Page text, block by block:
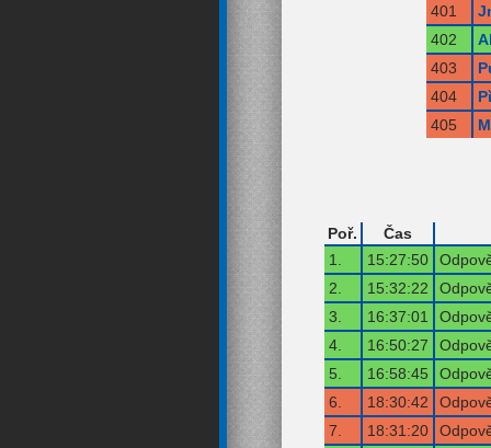
401
402
403
404
405
Poř.
Čas
1.
15:27:50
2.
15:32:22
3.
16:37:01
4.
16:50:27
5.
16:58:45
6.
18:30:42
7.
18:31:20